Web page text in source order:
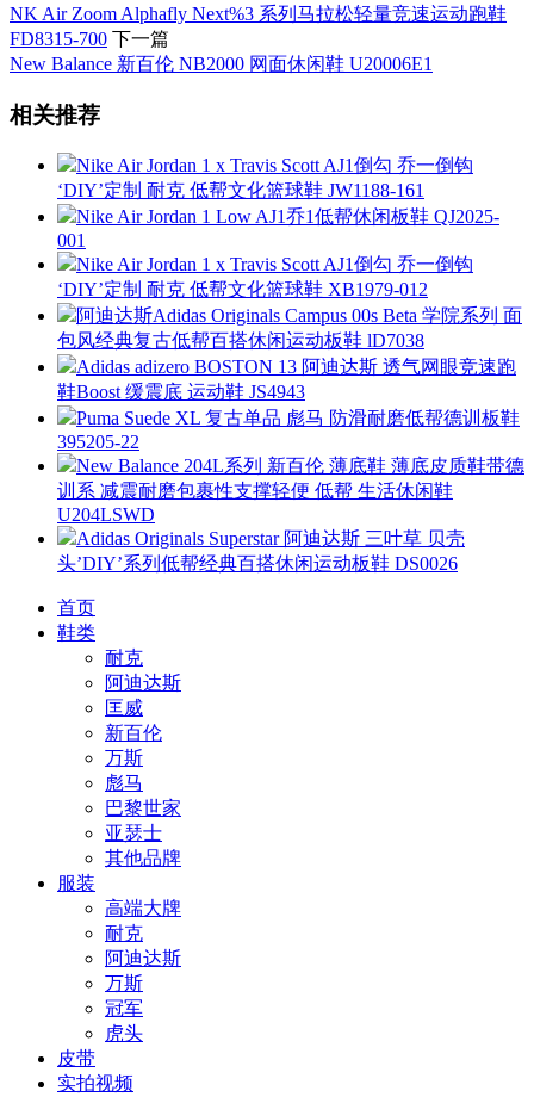
NK Air Zoom Alphafly Next%3 系列马拉松轻量竞速运动跑鞋
FD8315-700 下一篇
New Balance 新百伦 NB2000 网面休闲鞋 U20006E1
相关推荐
Nike Air Jordan 1 x Travis Scott AJ1倒勾 乔一倒钩
‘DIY’定制 耐克 低帮文化篮球鞋 JW1188-161
Nike Air Jordan 1 Low AJ1乔1低帮休闲板鞋 QJ2025-
001
Nike Air Jordan 1 x Travis Scott AJ1倒勾 乔一倒钩
‘DIY’定制 耐克 低帮文化篮球鞋 XB1979-012
阿迪达斯Adidas Originals Campus 00s Beta 学院系列 面
包风经典复古低帮百搭休闲运动板鞋 lD7038
Adidas adizero BOSTON 13 阿迪达斯 透气网眼竞速跑
鞋Boost 缓震底 运动鞋 JS4943
Puma Suede XL 复古单品 彪马 防滑耐磨低帮德训板鞋
395205-22
New Balance 204L系列 新百伦 薄底鞋 薄底皮质鞋带德
训系 减震耐磨包裹性支撑轻便 低帮 生活休闲鞋
U204LSWD
Adidas Originals Superstar 阿迪达斯 三叶草 贝壳
头’DIY’系列低帮经典百搭休闲运动板鞋 DS0026
首页
鞋类
耐克
阿迪达斯
匡威
新百伦
万斯
彪马
巴黎世家
亚瑟士
其他品牌
服装
高端大牌
耐克
阿迪达斯
万斯
冠军
虎头
皮带
实拍视频